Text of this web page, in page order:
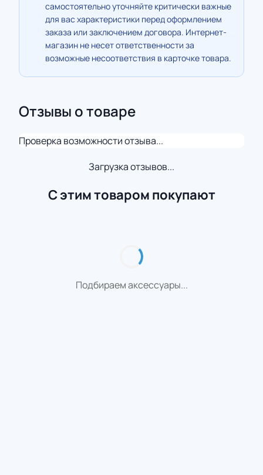
самостоятельно уточняйте критически важные
для вас характеристики перед оформлением
заказа или заключением договора. Интернет-
магазин не несет ответственности за
возможные несоответствия в карточке товара.
Отзывы о товаре
Проверка возможности отзыва...
Загрузка отзывов...
С этим товаром покупают
Подбираем аксессуары...